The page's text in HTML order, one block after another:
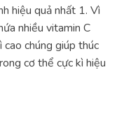
hiệu quả nhất 1. Vì
nhiều vitamin C
chúng giúp thúc
cơ thể cực kì hiệu